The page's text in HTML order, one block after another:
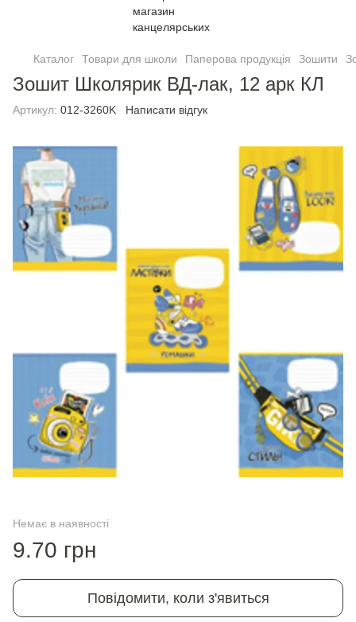
Каталог Товари для школи Паперова продукція Зошити
Зошит Школярик ВД-лак, 12 арк КЛ
Артикул: 012-3260K Написати відгук
Немає в наявності
9.70 грн
Повідомити, коли з'явиться